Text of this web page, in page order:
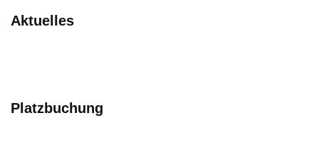
Aktuelles
Platzbuchung